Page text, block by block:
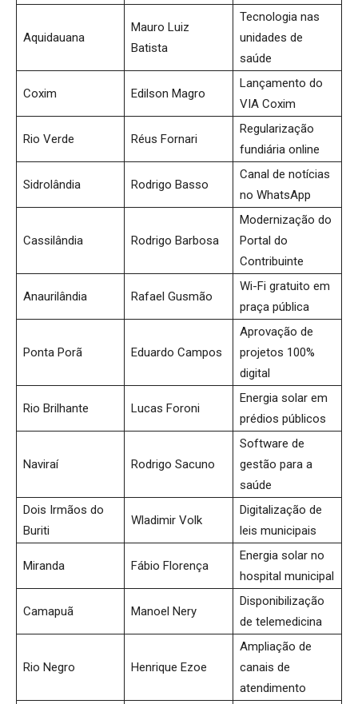
Aquidauana
Mauro Luiz
Batista
Tecnologia nas
unidades de
saúde
Coxim Edilson Magro
Lançamento do
VIA Coxim
Rio Verde Réus Fornari
Regularização
fundiária online
Sidrolândia Rodrigo Basso
Canal de notícias
no WhatsApp
Cassilândia Rodrigo Barbosa
Modernização do
Portal do
Contribuinte
Anaurilândia Rafael Gusmão
Wi-Fi gratuito em
praça pública
Ponta Porã Eduardo Campos
Aprovação de
projetos 100%
digital
Rio Brilhante Lucas Foroni
Energia solar em
prédios públicos
Naviraí Rodrigo Sacuno
Software de
gestão para a
saúde
Dois Irmãos do
Buriti
Wladimir Volk
Digitalização de
leis municipais
Miranda Fábio Florença
Energia solar no
hospital municipal
Camapuã Manoel Nery
Disponibilização
de telemedicina
Rio Negro Henrique Ezoe
Ampliação de
canais de
atendimento